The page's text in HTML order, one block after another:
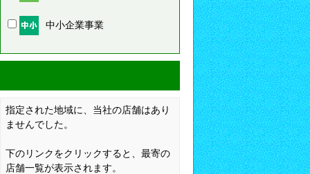
中小企業事業
指定された地域に、当社の店舗はあり
ませんでした。
下のリンクをクリックすると、最寄の
店舗一覧が表示されます。